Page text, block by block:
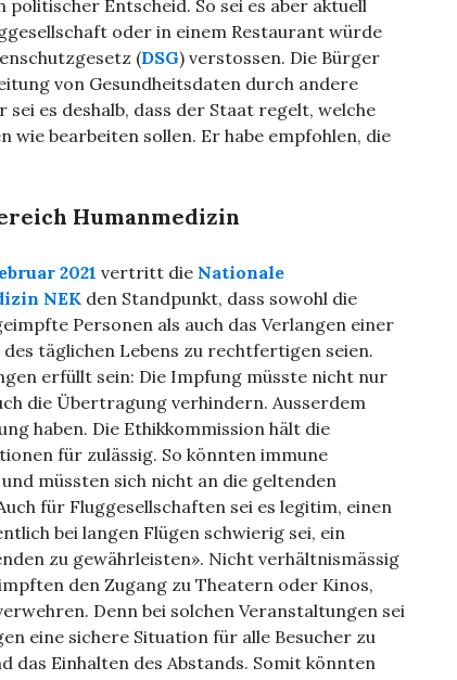
politischer Entscheid. So sei es aber aktuell
oder in einem Restaurant würde
(DSG) verstossen. Die Bürger
von Gesundheitsdaten durch andere
es deshalb, dass der Staat regelt, welche
bearbeiten sollen. Er habe empfohlen, die
Humanmedizin
2021 vertritt die Nationale
NEK den Standpunkt, dass sowohl die
Personen als auch das Verlangen einer
täglichen Lebens zu rechtfertigen seien.
erfüllt sein: Die Impfung müsste nicht nur
die Übertragung verhindern. Ausserdem
haben. Die Ethikkommission hält die
für zulässig. So könnten immune
müssten sich nicht an die geltenden
für Fluggesellschaften sei es legitim, einen
bei langen Flügen schwierig sei, ein
zu gewährleisten». Nicht verhältnismässig
den Zugang zu Theatern oder Kinos,
Denn bei solchen Veranstaltungen sei
eine sichere Situation für alle Besucher zu
das Einhalten des Abstands. Somit könnten